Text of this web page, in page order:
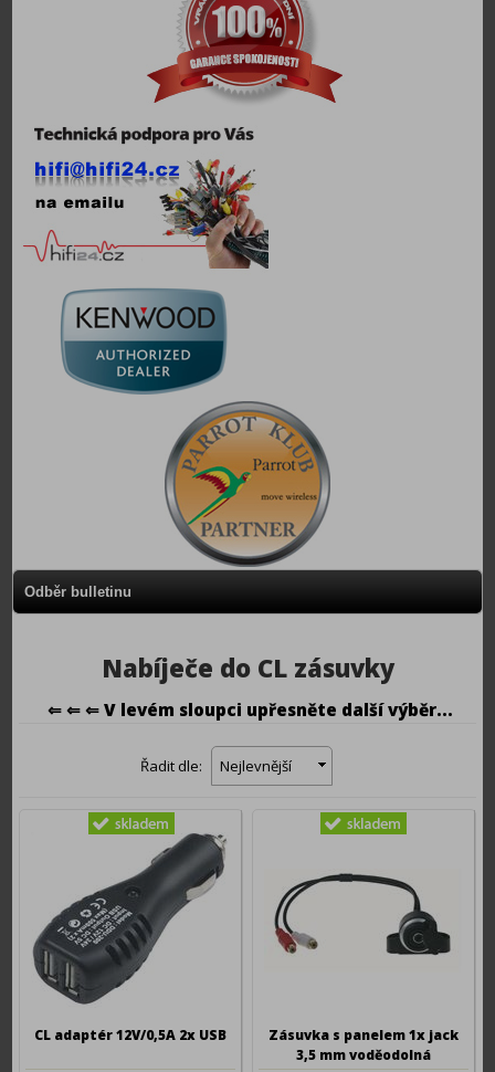
Odběr bulletinu
Nabíječe do CL zásuvky
⇐ ⇐ ⇐ V levém sloupci upřesněte další výběr...
Řadit dle: Nejlevnější
CL adaptér 12V/0,5A 2x USB
Zásuvka s panelem 1x jack
3,5 mm voděodolná